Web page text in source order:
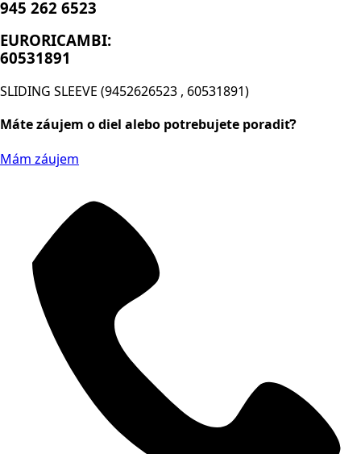
945 262 6523
EURORICAMBI:
60531891
SLIDING SLEEVE (9452626523 , 60531891)
Máte záujem o diel alebo potrebujete poradiť?
Mám záujem